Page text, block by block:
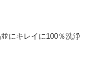
にキレイに100％洗浄